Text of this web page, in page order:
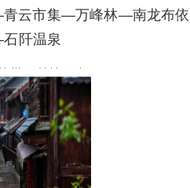
云市集—万峰林—南龙布依
阡温泉